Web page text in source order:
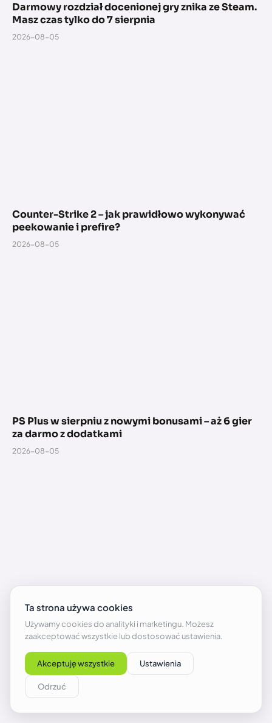
Darmowy rozdział docenionej gry znika ze Steam.
Masz czas tylko do 7 sierpnia
2026-08-05
Counter-Strike 2 – jak prawidłowo wykonywać
peekowanie i prefire?
2026-08-05
PS Plus w sierpniu z nowymi bonusami – aż 6 gier
za darmo z dodatkami
2026-08-05
Fortnite – najlepsze miejsca do lądowania w
obecnym sezonie
2026-08-05